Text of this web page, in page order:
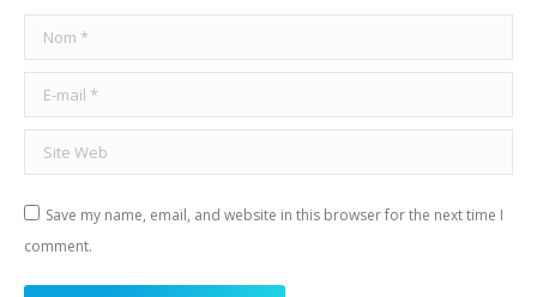
Nom *
E-mail *
Site Web
Save my name, email, and website in this browser for the next time I
comment.